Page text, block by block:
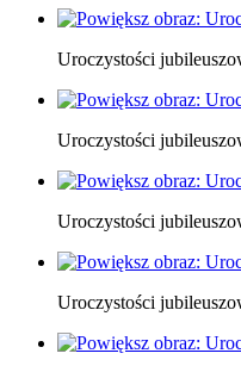
Uroczystości
Uroczystości
Uroczystości
Uroczystości